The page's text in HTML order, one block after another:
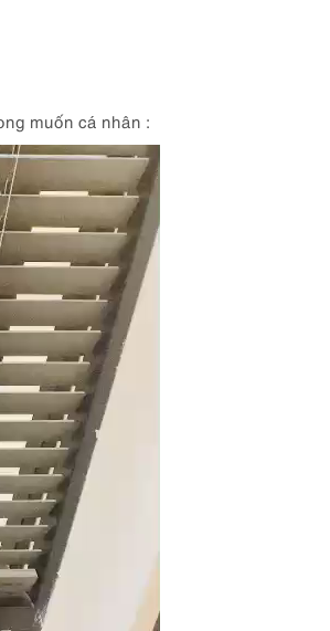
muốn cá nhân :